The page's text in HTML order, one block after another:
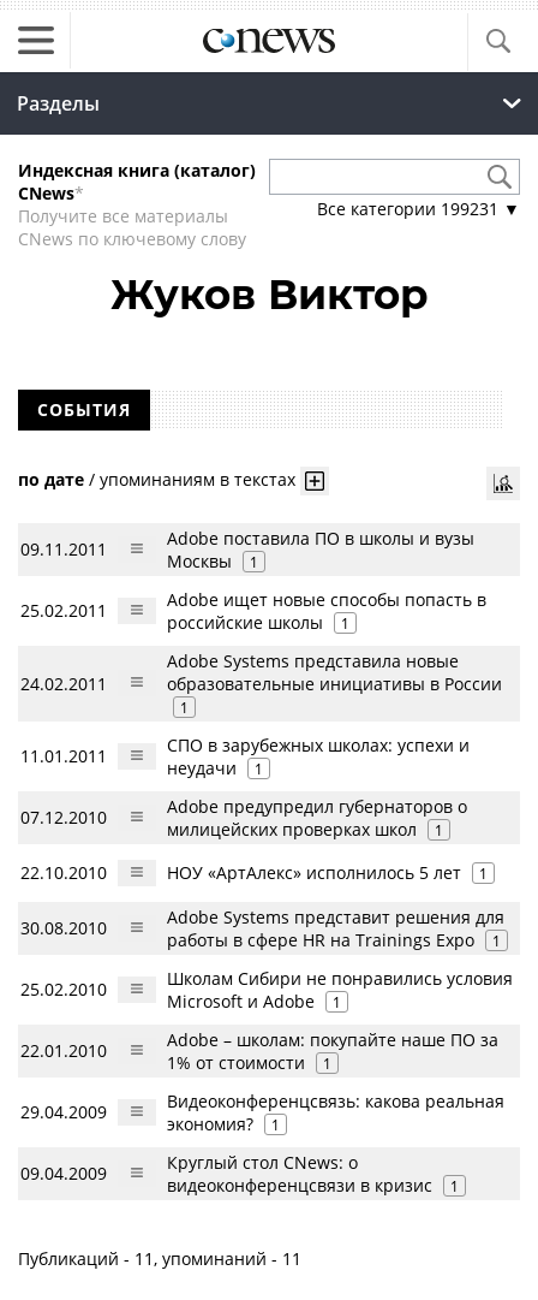
Разделы
Индексная книга (каталог)
CNews*
Получите все материалы
CNews по ключевому слову
Все категории 199231 ▼
Жуков Виктор
СОБЫТИЯ
по дате / упоминаниям в текстах
09.11.2011
Adobe поставила ПО в школы и вузы
Москвы
1
25.02.2011
Adobe ищет новые способы попасть в
российские школы
1
24.02.2011
Adobe Systems представила новые
образовательные инициативы в России
1
11.01.2011
СПО в зарубежных школах: успехи и
неудачи
1
07.12.2010
Adobe предупредил губернаторов о
милицейских проверках школ
1
22.10.2010 НОУ «АртАлекс» исполнилось 5 лет 1
30.08.2010
Adobe Systems представит решения для
работы в сфере HR на Trainings Expo
1
25.02.2010
Школам Сибири не понравились условия
Microsoft и Adobe
1
22.01.2010
Adobe – школам: покупайте наше ПО за
1% от стоимости
1
29.04.2009
Видеоконференцсвязь: какова реальная
экономия?
1
09.04.2009
Круглый стол CNews: о
видеоконференцсвязи в кризис
1
Публикаций - 11, упоминаний - 11